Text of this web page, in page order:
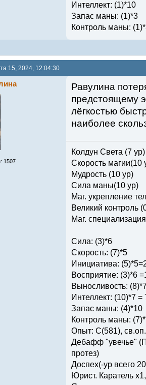
Интеллект: (1)*10
Запас маны: (1)*3
Контроль маны:
15, 2024, 12:04:30
1507
Равулина
предстоящему
лёгкостью
наиболее
Колдун Света (7
Скорость магии(10
Мудрость (10 ур)
Сила маны(10 ур)
Маг. укрепление
Великий контроль
Маг.
Сила: (3)*6
Скорость: (7)*5
Инициатива:
Восприятие: (3)*6
Выносливость:
Интеллект: (10)*7 =
Запас маны: (4)*10
Контроль маны:
Опыт: C(581),
Дебафф "увечье"
протез)
Доспех(-ур всего
Юрист. Каратель